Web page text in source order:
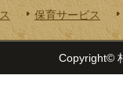
保育サービス
Copyright©